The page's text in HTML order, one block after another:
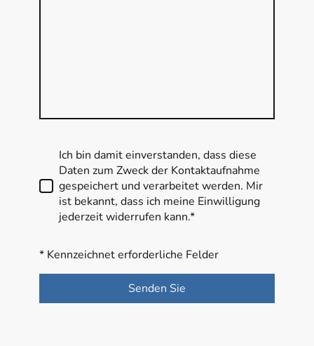
Ich bin damit einverstanden, dass diese
Daten zum Zweck der Kontaktaufnahme
gespeichert und verarbeitet werden. Mir
ist bekannt, dass ich meine Einwilligung
jederzeit widerrufen kann.*
* Kennzeichnet erforderliche Felder
Senden Sie